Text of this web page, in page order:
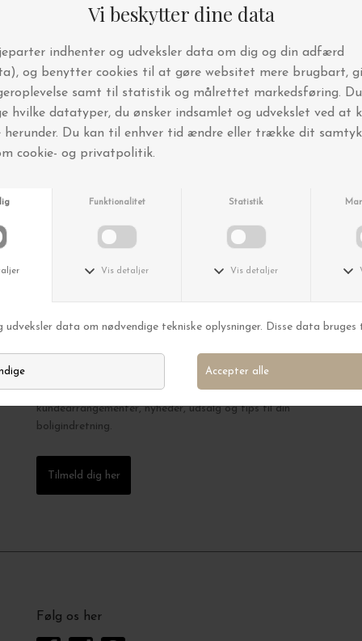
Michael Baastrup Chang er en dansk billedkunstner (f. 1973), som arbejder
med grafik, tegning og maleri.
Changs billedkunstneriske virke er dedikeret til et abstrakt og minimalistisk
Weinberger Schandorff.
Se mere på Michael Changs eget site: www.michaelchang.dk
Tilmeld dig KAiKUs nyhedsbrev og SMS klub og vær
blandt de første, der får besked om vores velbesøgte
kundearrangementer, nyheder, udsalg og tips til din
boligindretning.
Tilmeld dig her
Følg os her